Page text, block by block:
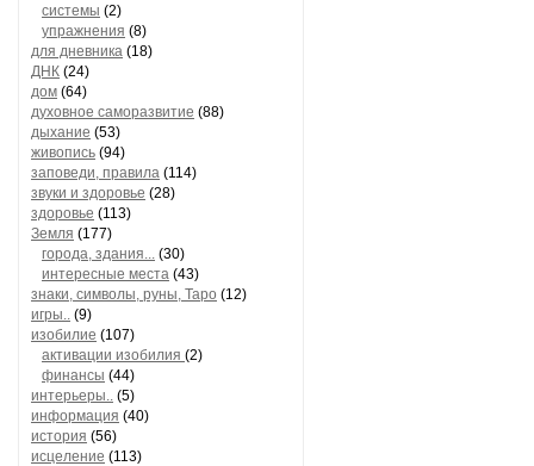
системы (2)
упражнения (8)
для дневника (18)
ДНК (24)
дом (64)
духовное саморазвитие (88)
дыхание (53)
живопись (94)
заповеди, правила (114)
звуки и здоровье (28)
здоровье (113)
Земля (177)
города, здания... (30)
интересные места (43)
знаки, символы, руны, Таро (12)
игры.. (9)
изобилие (107)
активации изобилия (2)
финансы (44)
интерьеры.. (5)
информация (40)
история (56)
исцеление (113)